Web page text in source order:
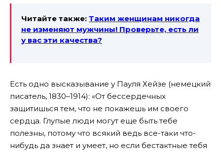
Читайте также: Таким женщинам никогда
не изменяют мужчины! Проверьте, есть ли
у вас эти качества?
Есть одно высказывание у Пауля Хейзе (немецкий
писатель, 1830–1914): «От бессердечных
защитишься тем, что не покажешь им своего
сердца. Глупые люди могут еще быть тебе
полезны, потому что всякий ведь все-таки что-
нибудь да знает и умеет, но если бестактные тебя